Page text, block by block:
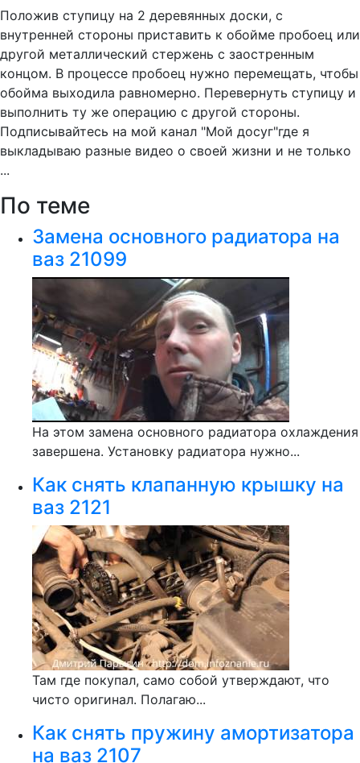
Положив ступицу на 2 деревянных доски, с
внутренней стороны приставить к обойме пробоец или
другой металлический стержень с заостренным
концом. В процессе пробоец нужно перемещать, чтобы
обойма выходила равномерно. Перевернуть ступицу и
выполнить ту же операцию с другой стороны.
Подписывайтесь на мой канал "Мой досуг"где я
выкладываю разные видео о своей жизни и не только
...
По теме
Замена основного радиатора на
ваз 21099
На этом замена основного радиатора охлаждения
завершена. Установку радиатора нужно...
Как снять клапанную крышку на
ваз 2121
Там где покупал, само собой утверждают, что
чисто оригинал. Полагаю...
Как снять пружину амортизатора
на ваз 2107